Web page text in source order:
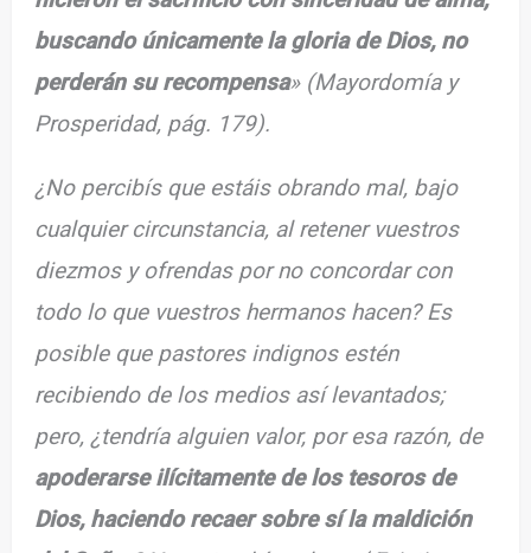
buscando únicamente la gloria de Dios, no
perderán su recompensa» (Mayordomía y
Prosperidad, pág. 179).
¿No percibís que estáis obrando mal, bajo
cualquier circunstancia, al retener vuestros
diezmos y ofrendas por no concordar con
todo lo que vuestros hermanos hacen? Es
posible que pastores indignos estén
recibiendo de los medios así levantados;
pero, ¿tendría alguien valor, por esa razón, de
apoderarse ilícitamente de los tesoros de
Dios, haciendo recaer sobre sí la maldición